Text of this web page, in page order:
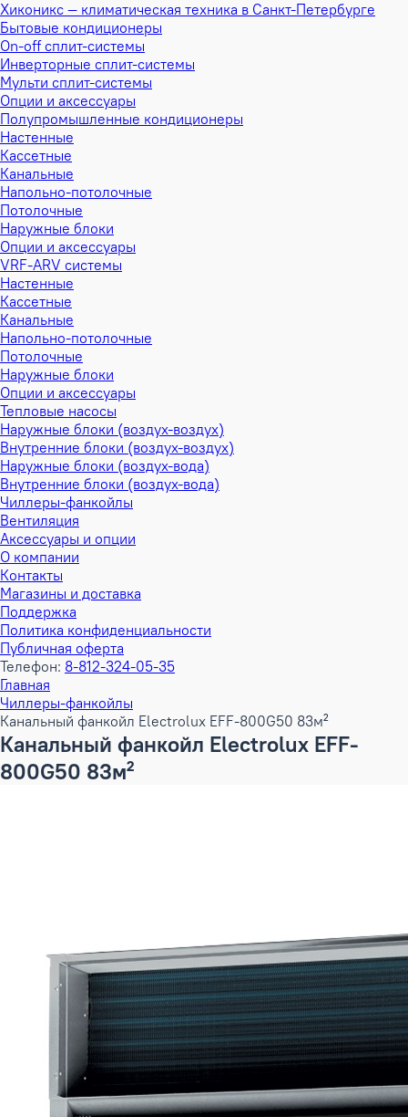
Хиконикс — климатическая техника в Санкт-Петербурге
Бытовые кондиционеры
On-off сплит-системы
Инверторные сплит-системы
Мульти сплит-системы
Опции и аксессуары
Полупромышленные кондиционеры
Настенные
Кассетные
Канальные
Напольно-потолочные
Потолочные
Наружные блоки
Опции и аксессуары
VRF-ARV системы
Настенные
Кассетные
Канальные
Напольно-потолочные
Потолочные
Наружные блоки
Опции и аксессуары
Тепловые насосы
Наружные блоки (воздух-воздух)
Внутренние блоки (воздух-воздух)
Наружные блоки (воздух-вода)
Внутренние блоки (воздух-вода)
Чиллеры-фанкойлы
Вентиляция
Аксессуары и опции
О компании
Контакты
Магазины и доставка
Поддержка
Политика конфиденциальности
Публичная оферта
Телефон: 8-812-324-05-35
Главная
Чиллеры-фанкойлы
Канальный фанкойл Electrolux EFF-800G50 83м²
Канальный фанкойл Electrolux EFF-
800G50 83м²